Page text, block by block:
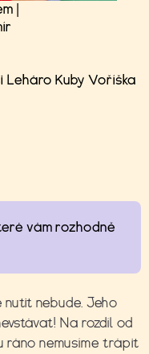
|
Kuby Voříška
vám rozhodně
nutit nebude. Jeho
Na rozdíl od
ráno nemusíme trápit